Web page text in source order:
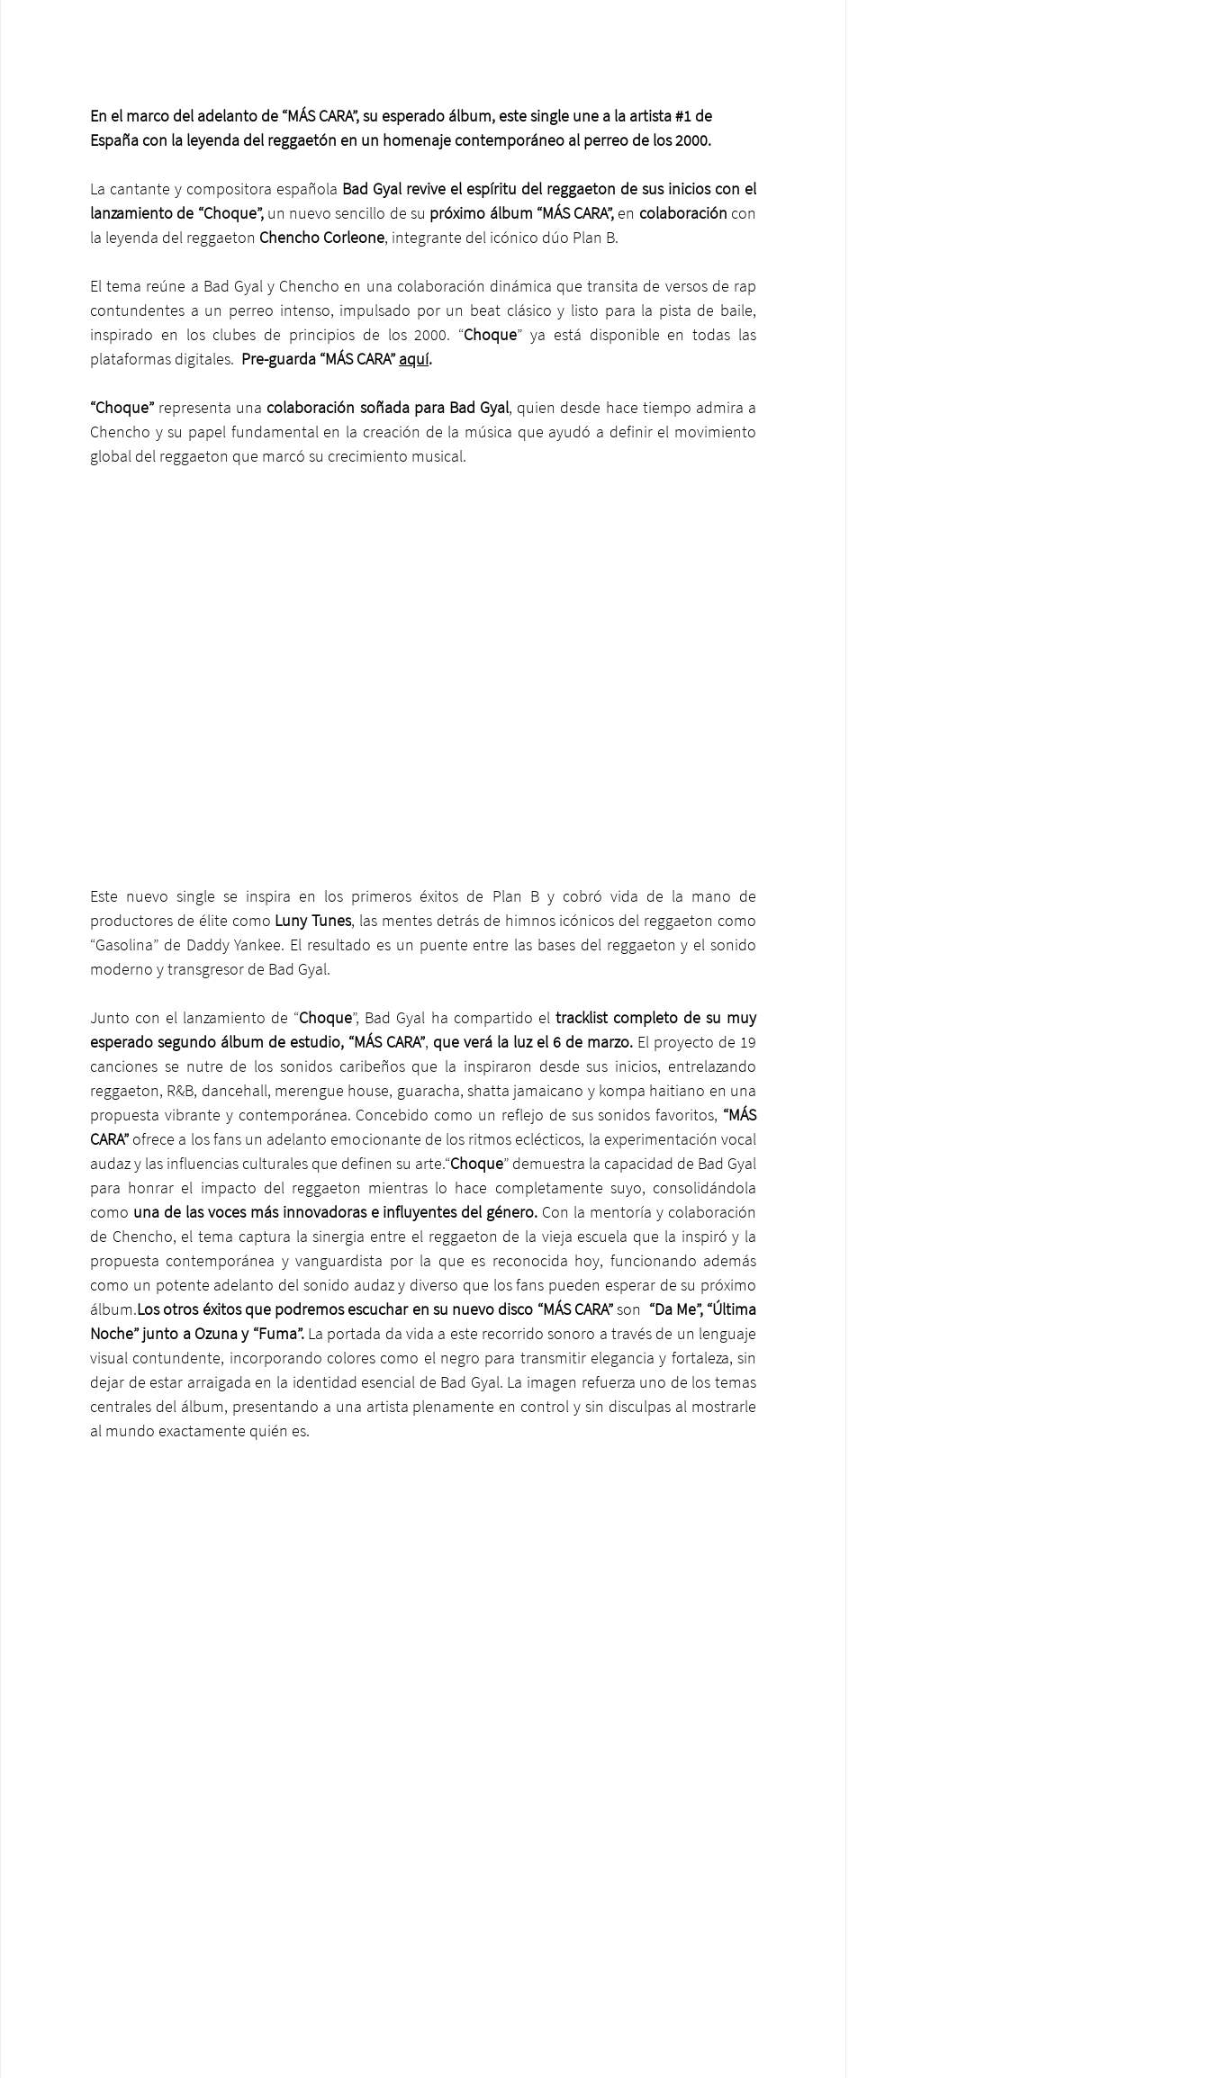
En el marco del adelanto de “MÁS CARA”, su esperado álbum, este single une a la artista #1 de
España con la leyenda del reggaetón en un homenaje contemporáneo al perreo de los 2000.
La cantante y compositora española Bad Gyal revive el espíritu del reggaeton de sus inicios con el
lanzamiento de “Choque”, un nuevo sencillo de su próximo álbum “MÁS CARA”, en colaboración con
la leyenda del reggaeton Chencho Corleone, integrante del icónico dúo Plan B.
El tema reúne a Bad Gyal y Chencho en una colaboración dinámica que transita de versos de rap
contundentes a un perreo intenso, impulsado por un beat clásico y listo para la pista de baile,
inspirado en los clubes de principios de los 2000. “Choque” ya está disponible en todas las
plataformas digitales. Pre-guarda “MÁS CARA” aquí.
“Choque” representa una colaboración soñada para Bad Gyal, quien desde hace tiempo admira a
Chencho y su papel fundamental en la creación de la música que ayudó a definir el movimiento
global del reggaeton que marcó su crecimiento musical.
Este nuevo single se inspira en los primeros éxitos de Plan B y cobró vida de la mano de
productores de élite como Luny Tunes, las mentes detrás de himnos icónicos del reggaeton como
“Gasolina” de Daddy Yankee. El resultado es un puente entre las bases del reggaeton y el sonido
moderno y transgresor de Bad Gyal.
Junto con el lanzamiento de “Choque”, Bad Gyal ha compartido el tracklist completo de su muy
esperado segundo álbum de estudio, “MÁS CARA”, que verá la luz el 6 de marzo. El proyecto de 19
canciones se nutre de los sonidos caribeños que la inspiraron desde sus inicios, entrelazando
reggaeton, R&B, dancehall, merengue house, guaracha, shatta jamaicano y kompa haitiano en una
propuesta vibrante y contemporánea. Concebido como un reflejo de sus sonidos favoritos, “MÁS
CARA” ofrece a los fans un adelanto emocionante de los ritmos eclécticos, la experimentación vocal
audaz y las influencias culturales que definen su arte.“Choque” demuestra la capacidad de Bad Gyal
para honrar el impacto del reggaeton mientras lo hace completamente suyo, consolidándola
como una de las voces más innovadoras e influyentes del género. Con la mentoría y colaboración
de Chencho, el tema captura la sinergia entre el reggaeton de la vieja escuela que la inspiró y la
propuesta contemporánea y vanguardista por la que es reconocida hoy, funcionando además
como un potente adelanto del sonido audaz y diverso que los fans pueden esperar de su próximo
álbum.Los otros éxitos que podremos escuchar en su nuevo disco “MÁS CARA” son “Da Me”, “Última
Noche” junto a Ozuna y “Fuma”. La portada da vida a este recorrido sonoro a través de un lenguaje
visual contundente, incorporando colores como el negro para transmitir elegancia y fortaleza, sin
dejar de estar arraigada en la identidad esencial de Bad Gyal. La imagen refuerza uno de los temas
centrales del álbum, presentando a una artista plenamente en control y sin disculpas al mostrarle
al mundo exactamente quién es.